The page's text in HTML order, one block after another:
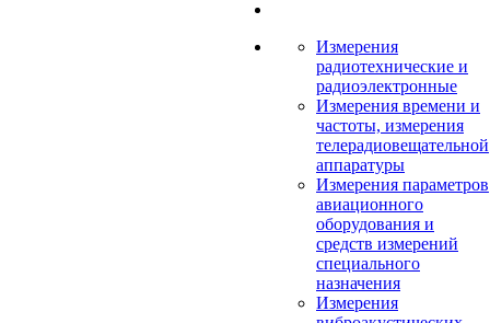
Измерения
радиотехнические и
радиоэлектронные
Измерения времени и
частоты, измерения
телерадиовещательной
аппаратуры
Измерения параметров
авиационного
оборудования и
средств измерений
специального
назначения
Измерения